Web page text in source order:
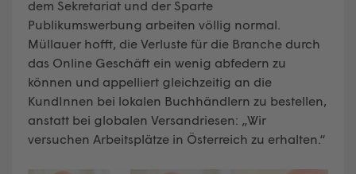
dem Sekretariat und der Sparte
Publikumswerbung arbeiten völlig normal.
Müllauer hofft, die Verluste für die Branche durch
das Online Geschäft ein wenig abfedern zu
können und appelliert gleichzeitig an die
KundInnen bei lokalen Buchhändlern zu bestellen,
anstatt bei globalen Versandriesen: „Wir
versuchen Arbeitsplätze in Österreich zu erhalten.“